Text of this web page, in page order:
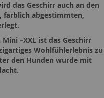
das Geschirr auch an den
farblich abgestimmten,
–XXL ist das Geschirr
Wohlfühlerlebnis zu
den Hunden wurde mit